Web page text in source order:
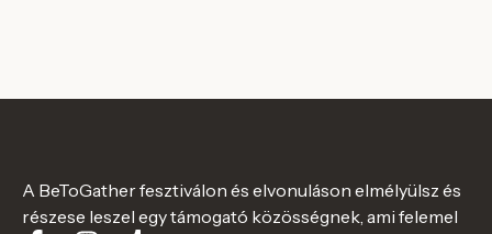
A BeToGather fesztiválon és elvonuláson elmélyülsz és
részese leszel egy támogató közösségnek, ami felemel